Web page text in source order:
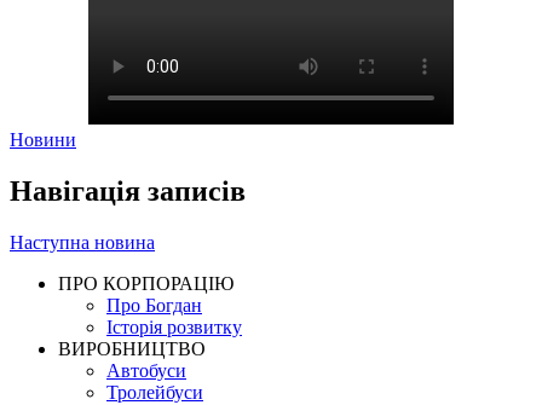
Новини
Навігація записів
Наступна новина
ПРО КОРПОРАЦІЮ
Про Богдан
Історія розвитку
ВИРОБНИЦТВО
Автобуси
Тролейбуси